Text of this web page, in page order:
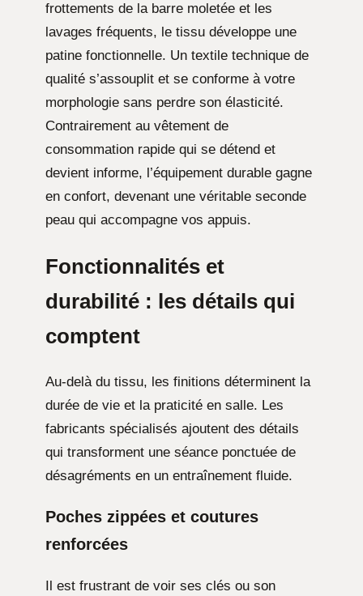
frottements de la barre moletée et les
lavages fréquents, le tissu développe une
patine fonctionnelle. Un textile technique de
qualité s’assouplit et se conforme à votre
morphologie sans perdre son élasticité.
Contrairement au vêtement de
consommation rapide qui se détend et
devient informe, l’équipement durable gagne
en confort, devenant une véritable seconde
peau qui accompagne vos appuis.
Fonctionnalités et
durabilité : les détails qui
comptent
Au-delà du tissu, les finitions déterminent la
durée de vie et la praticité en salle. Les
fabricants spécialisés ajoutent des détails
qui transforment une séance ponctuée de
désagréments en un entraînement fluide.
Poches zippées et coutures
renforcées
Il est frustrant de voir ses clés ou son